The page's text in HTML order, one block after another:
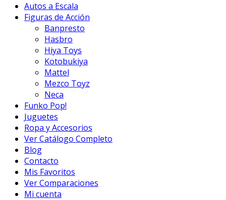
Autos a Escala
Figuras de Acción
Banpresto
Hasbro
Hiya Toys
Kotobukiya
Mattel
Mezco Toyz
Neca
Funko Pop!
Juguetes
Ropa y Accesorios
Ver Catálogo Completo
Blog
Contacto
Mis Favoritos
Ver Comparaciones
Mi cuenta